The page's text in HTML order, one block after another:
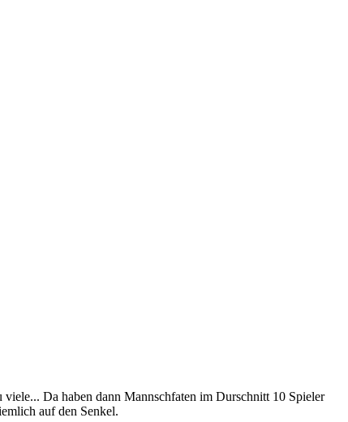
Da haben dann Mannschfaten im Durschnitt 10 Spieler
auf den Senkel.